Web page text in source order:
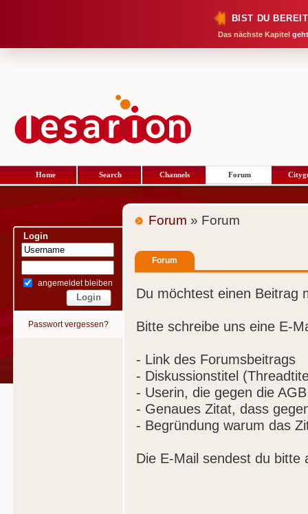
BIST DU
Das nächste Kapitel
Home Search Channels Forum
Login
angemeldet bleiben
Passwort vergessen?
Forum » Forum
Forum
Du möchtest einen Beitrag
Bitte schreibe uns eine E-
- Link des Forumsbeitrags
- Diskussionstitel
- Userin, die gegen die
- Genaues Zitat, dass
- Begründung warum das
Die E-Mail sendest du bitte